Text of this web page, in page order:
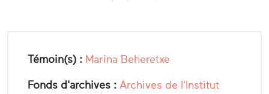
Témoin(s) : Marina Beheretxe
Fonds d'archives : Archives de l'Institut